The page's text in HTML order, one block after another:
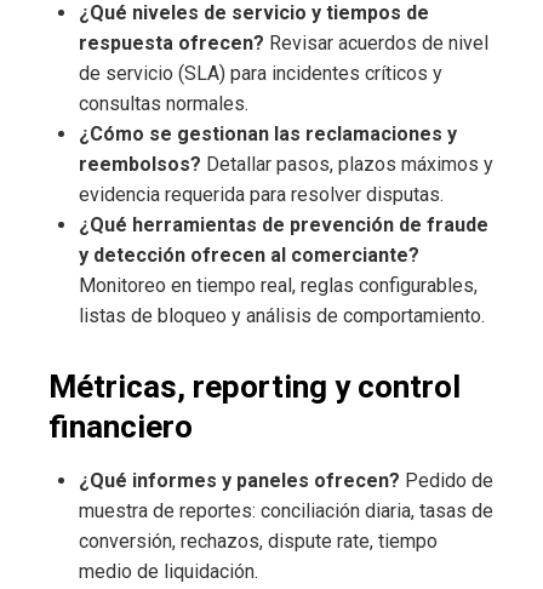
¿Qué niveles de servicio y tiempos de
respuesta ofrecen? Revisar acuerdos de nivel
de servicio (SLA) para incidentes críticos y
consultas normales.
¿Cómo se gestionan las reclamaciones y
reembolsos? Detallar pasos, plazos máximos y
evidencia requerida para resolver disputas.
¿Qué herramientas de prevención de fraude
y detección ofrecen al comerciante?
Monitoreo en tiempo real, reglas configurables,
listas de bloqueo y análisis de comportamiento.
Métricas, reporting y control
financiero
¿Qué informes y paneles ofrecen? Pedido de
muestra de reportes: conciliación diaria, tasas de
conversión, rechazos, dispute rate, tiempo
medio de liquidación.